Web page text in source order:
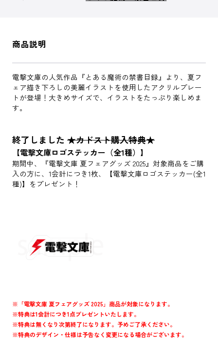
商品説明
電撃文庫の人気作品『とある魔術の禁書目録』より、夏フ
ェア描き下ろしの美麗イラストを使用したアクリルプレー
トが登場！大きめサイズで、イラストをたっぷり楽しめま
す。
終了しました ★カドスト購入特典★
【電撃文庫ロゴステッカー（全1種）】
期間中、『電撃文庫 夏フェアグッズ 2025』対象商品をご購
入の方に、1会計につき1枚、【電撃文庫ロゴステッカー(全1
種)】をプレゼント！
※「電撃文庫 夏フェアグッズ 2025」商品が対象になります。
※特典は1会計につき1点プレゼントいたします。
※特典は無くなり次第終了になります。予めご了承ください。
※特典のデザイン・仕様は予告なく変更になる場合がございます。